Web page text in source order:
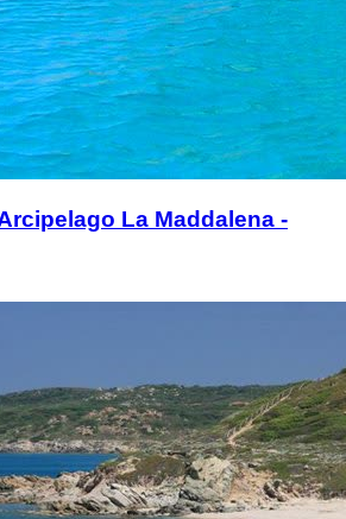
La Maddalena -